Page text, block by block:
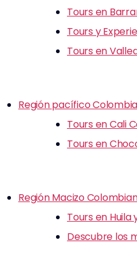
Tours en
Tours y
Tours en
Región pacífico
Tours en Cali
Tours en
Región Macizo
Tours en Huila
Descubre los